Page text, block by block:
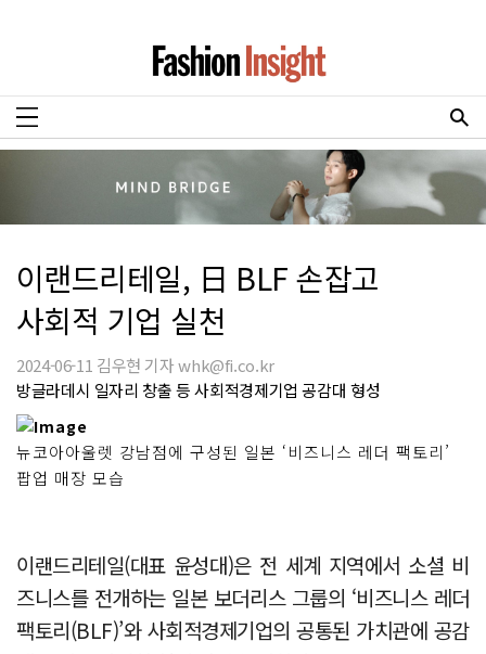
이랜드리테일, 日 BLF 손잡고
사회적 기업 실천
2024-06-11 김우현 기자 whk@fi.co.kr
방글라데시 일자리 창출 등 사회적경제기업 공감대 형성
뉴코아아울렛 강남점에 구성된 일본 ‘비즈니스 레더 팩토리’
팝업 매장 모습
이랜드리테일(대표 윤성대)은 전 세계 지역에서 소셜 비
즈니스를 전개하는 일본 보더리스 그룹의 ‘비즈니스 레더
팩토리(BLF)’와 사회적경제기업의 공통된 가치관에 공감